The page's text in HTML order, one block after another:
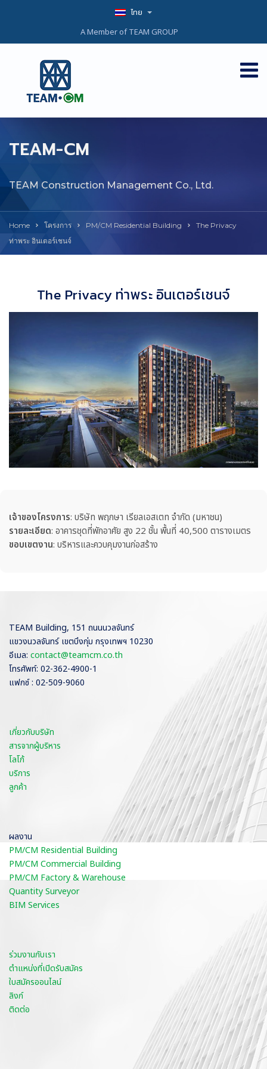
ไทย
A Member of TEAM GROUP
TEAM-CM
TEAM Construction Management Co., Ltd.
Home โครงการ PM/CM Residential Building
The Privacy
ท่าพระ อินเตอร์เชนจ์
The Privacy ท่าพระ อินเตอร์เชนจ์
เจ้าของโครงการ: บริษัท พฤกษา เรียลเอสเตท จำกัด (มหาชน)
รายละเอียด: อาคารชุดที่พักอาศัย สูง 22 ชั้น พื้นที่ 40,500 ตารางเมตร
ขอบเขตงาน: บริหารและควบคุมงานก่อสร้าง
TEAM Building, 151 ถนนนวลจันทร์
แขวงนวลจันทร์ เขตบึงกุ่ม กรุงเทพฯ 10230
อีเมล: contact@teamcm.co.th
โทรศัพท์: 02-362-4900-1
แฟกซ์ : 02-509-9060
เกี่ยวกับบริษัท
สารจากผู้บริหาร
โลโก้
บริการ
ลูกค้า
ผลงาน
PM/CM Residential Building
PM/CM Commercial Building
PM/CM Factory & Warehouse
Quantity Surveyor
BIM Services
ร่วมงานกับเรา
ตำแหน่งที่เปิดรับสมัคร
ใบสมัครออนไลน์
ลิงก์
ติดต่อ